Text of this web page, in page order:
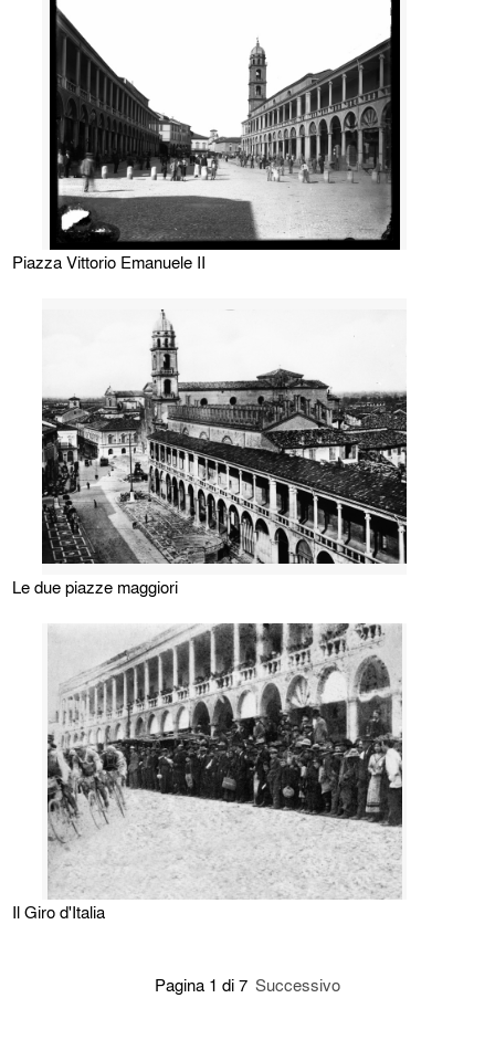
Piazza Vittorio Emanuele II
Le due piazze maggiori
Il Giro d'Italia
Pagina 1 di 7 Successivo